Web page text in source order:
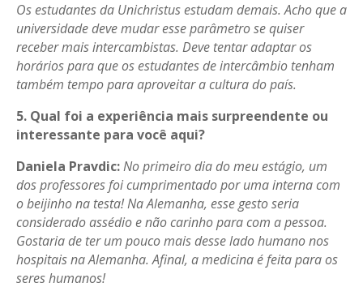
Os estudantes da Unichristus estudam demais. Acho que a
universidade deve mudar esse parâmetro se quiser
receber mais intercambistas. Deve tentar adaptar os
horários para que os estudantes de intercâmbio tenham
também tempo para aproveitar a cultura do país.
5. Qual foi a experiência mais surpreendente ou
interessante para você aqui?
Daniela Pravdic:No primeiro dia do meu estágio, um
dos professores foi cumprimentado por uma interna com
o beijinho na testa! Na Alemanha, esse gesto seria
considerado assédio e não carinho para com a pessoa.
Gostaria de ter um pouco mais desse lado humano nos
hospitais na Alemanha.Afinal, a medicina é feita para os
seres humanos!